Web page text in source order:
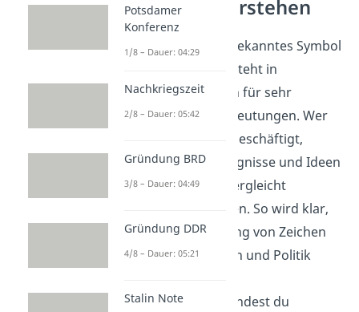
Geschichte verstehen
Die Swastika ist ein bekanntes Symbol
der Geschichte und steht in
verschiedenen Zeiten für sehr
unterschiedliche Bedeutungen. Wer
sich mit Geschichte beschäftigt,
ordnet Symbole, Ereignisse und Ideen
in ihre Zeit ein und vergleicht
verschiedene Kulturen. So wird klar,
wie sich die Bedeutung von Zeichen
durch Macht, Religion und Politik
Geschichtsbereich
findest du
Potsdamer
Konferenz
1/8 – Dauer: 04:29
Nachkriegszeit
2/8 – Dauer: 05:42
Gründung BRD
3/8 – Dauer: 04:49
Gründung DDR
4/8 – Dauer: 05:21
Stalin Note